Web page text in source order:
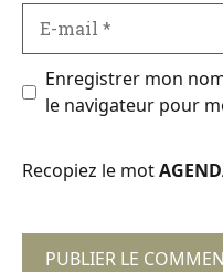
mail
Enregistrer mon
le navigateur pour
Recopiez le mot